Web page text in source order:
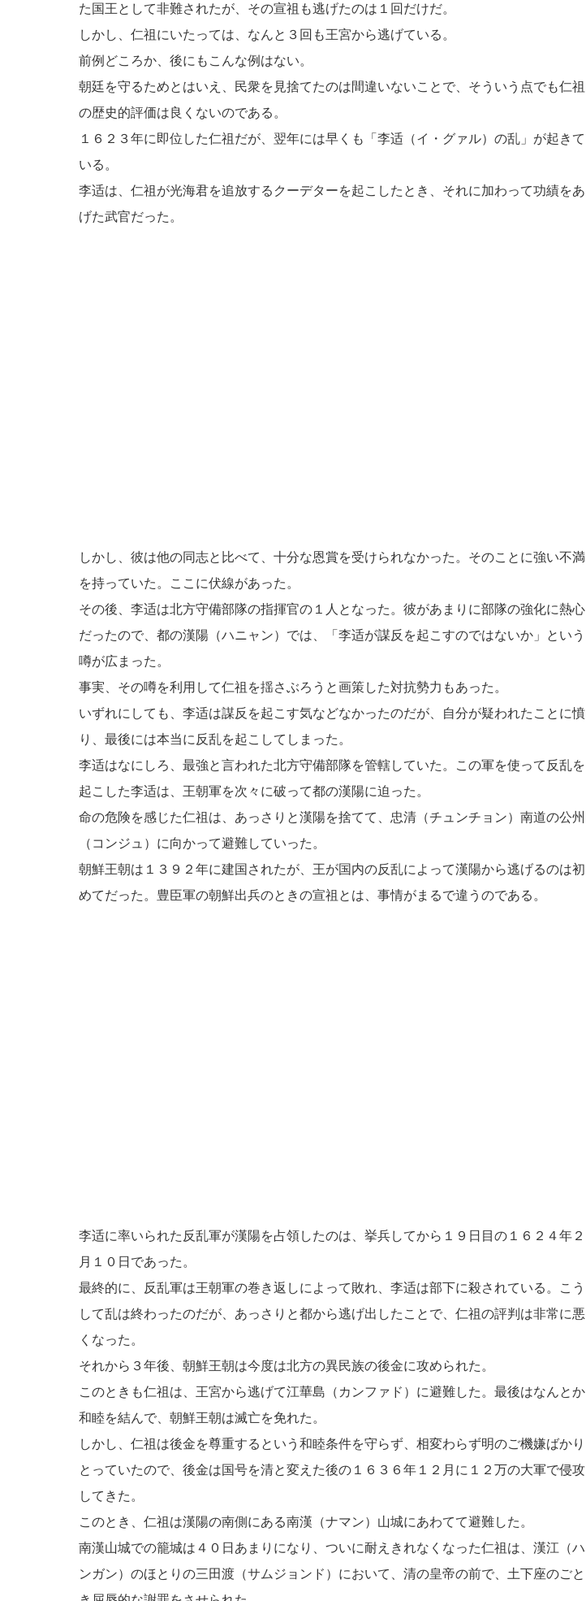
た国王として非難されたが、その宣祖も逃げたのは１回だけだ。
しかし、仁祖にいたっては、なんと３回も王宮から逃げている。
前例どころか、後にもこんな例はない。
朝廷を守るためとはいえ、民衆を見捨てたのは間違いないことで、そういう点でも仁祖
の歴史的評価は良くないのである。
１６２３年に即位した仁祖だが、翌年には早くも「李适（イ・グァル）の乱」が起きて
いる。
李适は、仁祖が光海君を追放するクーデターを起こしたとき、それに加わって功績をあ
げた武官だった。
しかし、彼は他の同志と比べて、十分な恩賞を受けられなかった。そのことに強い不満
を持っていた。ここに伏線があった。
その後、李适は北方守備部隊の指揮官の１人となった。彼があまりに部隊の強化に熱心
だったので、都の漢陽（ハニャン）では、「李适が謀反を起こすのではないか」という
噂が広まった。
事実、その噂を利用して仁祖を揺さぶろうと画策した対抗勢力もあった。
いずれにしても、李适は謀反を起こす気などなかったのだが、自分が疑われたことに憤
り、最後には本当に反乱を起こしてしまった。
李适はなにしろ、最強と言われた北方守備部隊を管轄していた。この軍を使って反乱を
起こした李适は、王朝軍を次々に破って都の漢陽に迫った。
命の危険を感じた仁祖は、あっさりと漢陽を捨てて、忠清（チュンチョン）南道の公州
（コンジュ）に向かって避難していった。
朝鮮王朝は１３９２年に建国されたが、王が国内の反乱によって漢陽から逃げるのは初
めてだった。豊臣軍の朝鮮出兵のときの宣祖とは、事情がまるで違うのである。
李适に率いられた反乱軍が漢陽を占領したのは、挙兵してから１９日目の１６２４年２
月１０日であった。
最終的に、反乱軍は王朝軍の巻き返しによって敗れ、李适は部下に殺されている。こう
して乱は終わったのだが、あっさりと都から逃げ出したことで、仁祖の評判は非常に悪
くなった。
それから３年後、朝鮮王朝は今度は北方の異民族の後金に攻められた。
このときも仁祖は、王宮から逃げて江華島（カンファド）に避難した。最後はなんとか
和睦を結んで、朝鮮王朝は滅亡を免れた。
しかし、仁祖は後金を尊重するという和睦条件を守らず、相変わらず明のご機嫌ばかり
とっていたので、後金は国号を清と変えた後の１６３６年１２月に１２万の大軍で侵攻
してきた。
このとき、仁祖は漢陽の南側にある南漢（ナマン）山城にあわてて避難した。
南漢山城での籠城は４０日あまりになり、ついに耐えきれなくなった仁祖は、漢江（ハ
ンガン）のほとりの三田渡（サムジョンド）において、清の皇帝の前で、土下座のごと